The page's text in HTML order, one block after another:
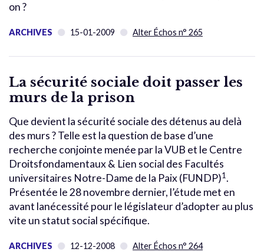
on ?
ARCHIVES 15-01-2009 Alter Échos n° 265
La sécurité sociale doit passer les
murs de la prison
Que devient la sécurité sociale des détenus au delà
des murs ? Telle est la question de base d’une
recherche conjointe menée par la VUB et le Centre
Droitsfondamentaux & Lien social des Facultés
universitaires Notre-Dame de la Paix (FUNDP)1.
Présentée le 28 novembre dernier, l’étude met en
avant lanécessité pour le législateur d’adopter au plus
vite un statut social spécifique.
ARCHIVES 12-12-2008 Alter Échos n° 264